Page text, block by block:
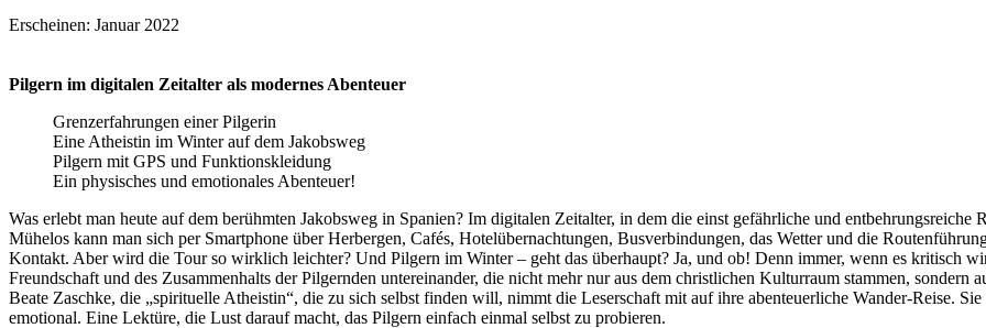
Erscheinen: Januar 2022
Pilgern im digitalen Zeitalter als modernes Abenteuer
Grenzerfahrungen einer Pilgerin
Eine Atheistin im Winter auf dem Jakobsweg
Pilgern mit GPS und Funktionskleidung
Ein physisches und emotionales Abenteuer!
Was erlebt man heute auf dem berühmten Jakobsweg in Spanien? Im digitalen Zeitalter, in dem die einst gefährliche und entbehrungsreiche
Mühelos kann man sich per Smartphone über Herbergen, Cafés, Hotelübernachtungen, Busverbindungen, das Wetter und die
Kontakt. Aber wird die Tour so wirklich leichter? Und Pilgern im Winter – geht das überhaupt? Ja, und ob! Denn immer, wenn es kritisch
Freundschaft und des Zusammenhalts der Pilgernden untereinander, die nicht mehr nur aus dem christlichen Kulturraum stammen, sondern
Beate Zaschke, die „spirituelle Atheistin“, die zu sich selbst finden will, nimmt die Leserschaft mit auf ihre abenteuerliche Wander-Reise.
emotional. Eine Lektüre, die Lust darauf macht, das Pilgern einfach einmal selbst zu probieren.